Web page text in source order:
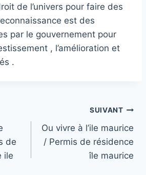
de l’univers pour faire des
est des
par le gouvernement pour
, l’amélioration et
.
de
ile
SUIVANT
Ou vivre à l’ile maurice
/ Permis de résidence
île maurice